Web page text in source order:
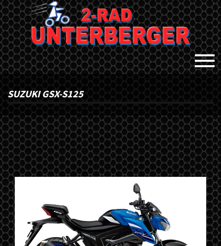
SUZUKI GSX-S125
Previous